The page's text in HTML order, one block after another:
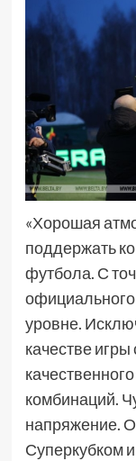
«Хорошая
поддержать
футбола. С
уровне.
качестве игры
комбинаций.
напряжение.
Суперкубком